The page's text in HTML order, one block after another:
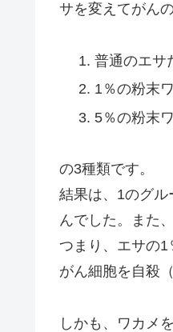
サを変えてがん
普通のエサ
1％の粉末
5％の粉末
の3種類です。
結果は、1のグ
んでした。また
つまり、エサの
がん細胞を自殺
しかも、ワカメ